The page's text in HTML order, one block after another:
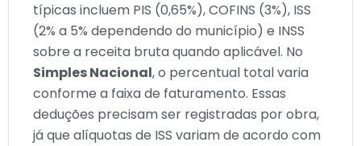
típicas incluem PIS (0,65%), COFINS (3%), ISS
(2% a 5% dependendo do município) e INSS
sobre a receita bruta quando aplicável. No
Simples Nacional, o percentual total varia
conforme a faixa de faturamento. Essas
deduções precisam ser registradas por obra,
já que alíquotas de ISS variam de acordo com